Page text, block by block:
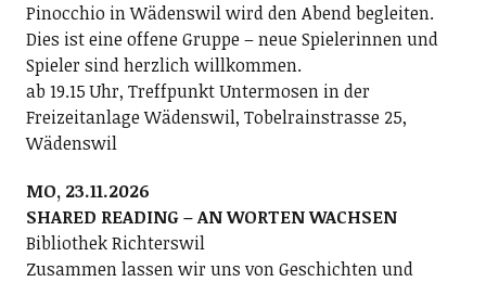
Pinocchio in Wädenswil wird den Abend begleiten.
Dies ist eine offene Gruppe – neue Spielerinnen und
Spieler sind herzlich willkommen.
ab 19.15 Uhr, Treffpunkt Untermosen in der
Freizeitanlage Wädenswil, Tobelrainstrasse 25,
Wädenswil
MO, 23.11.2026
SHARED READING – AN WORTEN WACHSEN
Bibliothek Richterswil
Zusammen lassen wir uns von Geschichten und